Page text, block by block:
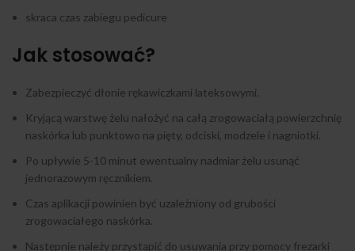
skraca czas zabiegu pedicure
Jak stosować?
Zabezpieczyć dłonie rękawiczkami lateksowymi.
Kryjącą warstwę żelu nałożyć na całą zrogowaciałą powierzchnię
naskórka lub punktowo na pięty, odciski, modzele i nagniotki.
Po upływie 5-10 minut ewentualny nadmiar żelu usunąć
jednorazowym ręcznikiem.
Czas aplikacji powinien być uzależniony od grubości
zrogowaciałego naskórka.
Następnie należy przystąpić do usuwania przy pomocy frezarki